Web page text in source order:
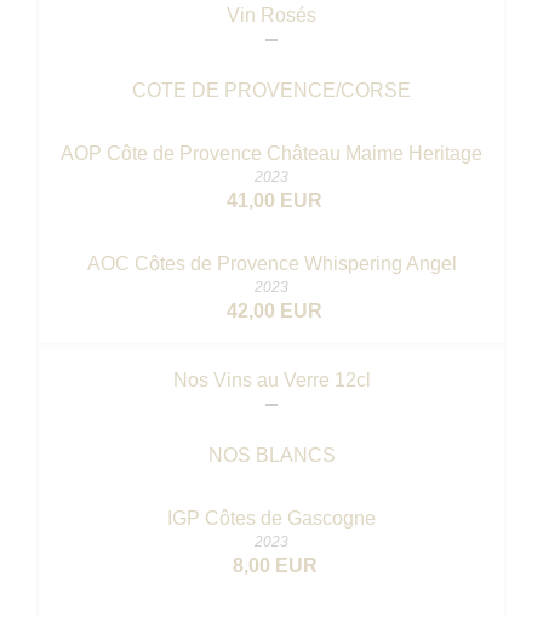
Vin Rosés
COTE DE PROVENCE/CORSE
AOP Côte de Provence Château Maime Heritage
2023
41,00 EUR
AOC Côtes de Provence Whispering Angel
2023
42,00 EUR
Nos Vins au Verre 12cl
NOS BLANCS
IGP Côtes de Gascogne
2023
8,00 EUR